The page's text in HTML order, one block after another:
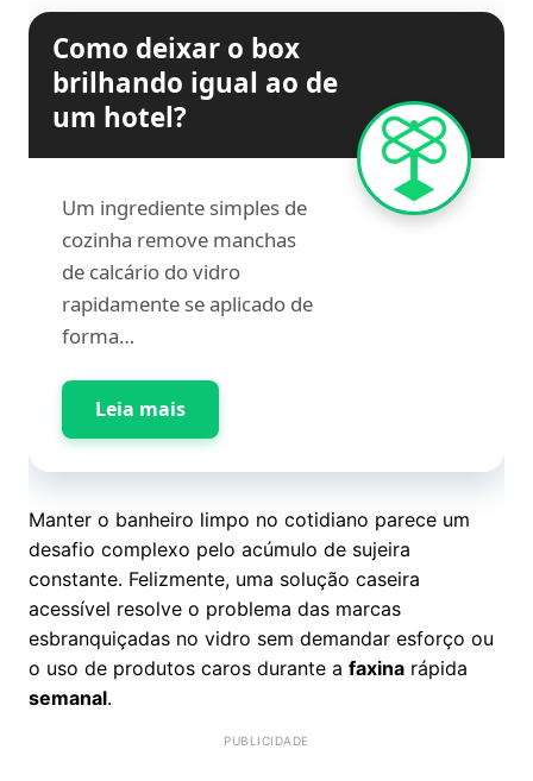
Como deixar o box
brilhando igual ao de
um hotel?
Um ingrediente simples de
cozinha remove manchas
de calcário do vidro
rapidamente se aplicado de
forma…
Leia mais
Manter o banheiro limpo no cotidiano parece um
desafio complexo pelo acúmulo de sujeira
constante. Felizmente, uma solução caseira
acessível resolve o problema das marcas
esbranquiçadas no vidro sem demandar esforço ou
o uso de produtos caros durante a faxina rápida
semanal.